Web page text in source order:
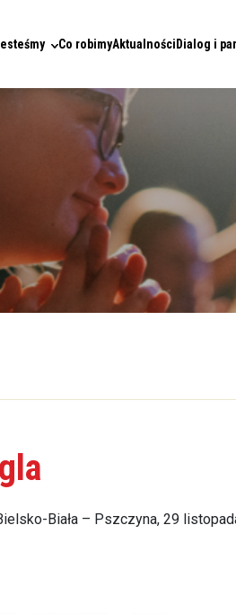
Co robimyAktualnościDialog i
Biała – Pszczyna, 29